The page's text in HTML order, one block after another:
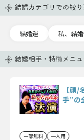
結婚カテゴリでの絞
結婚運 私、結
結婚相手・特徴メニ
【顔
手”の
一部無料 一人用